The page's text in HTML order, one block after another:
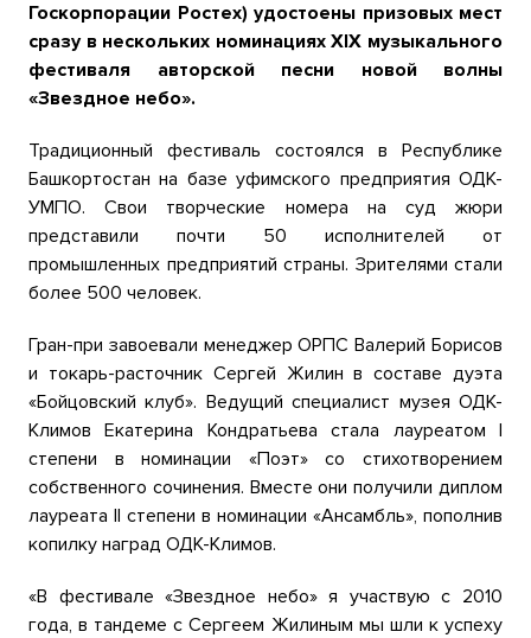
Госкорпорации Ростех) удостоены призовых мест
сразу в нескольких номинациях XIX музыкального
фестиваля авторской песни новой волны
«Звездное небо».
Традиционный фестиваль состоялся в Республике
Башкортостан на базе уфимского предприятия ОДК-
УМПО. Свои творческие номера на суд жюри
представили почти 50 исполнителей от
промышленных предприятий страны. Зрителями стали
более 500 человек.
Гран-при завоевали менеджер ОРПС Валерий Борисов
и токарь-расточник Сергей Жилин в составе дуэта
«Бойцовский клуб». Ведущий специалист музея ОДК-
Климов Екатерина Кондратьева стала лауреатом I
степени в номинации «Поэт» со стихотворением
собственного сочинения. Вместе они получили диплом
лауреата II степени в номинации «Ансамбль», пополнив
копилку наград ОДК-Климов.
«В фестивале «Звездное небо» я участвую с 2010
года, в тандеме с Сергеем Жилиным мы шли к успеху